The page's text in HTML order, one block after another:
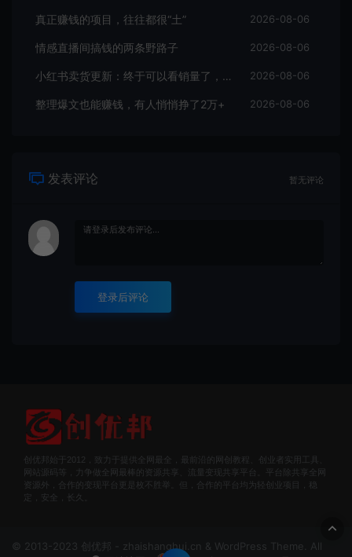
真正赚钱的项目，往往都很“土” 2026-08-06
情感直播间搞钱的两条野路子 2026-08-06
小红书卖货更新：终于可以看销量了，行家入驻门槛曝光 2026-08-06
整理爆文也能赚钱，有人悄悄挣了2万+ 2026-08-06
发表评论 暂无评论
登录后评论
创优邦始于2012，致力于提供全网最全，最前沿的网创教程、创业者实用工具、
网站源码等，力争做全网最棒的资源共享、流量变现共享平台。平台除共享全网
资源外，合作的变现平台更是枚不胜举。但，合作的平台均为轻创业项目，稳
定，安全，长久。
© 2013-2023 创优邦 - zhaishanghui.cn & WordPress Theme. All